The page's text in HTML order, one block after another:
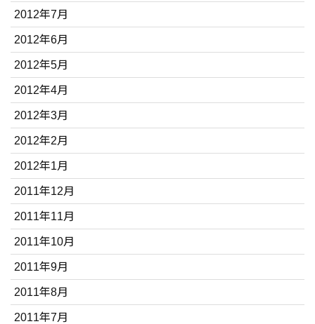
2012年7月
2012年6月
2012年5月
2012年4月
2012年3月
2012年2月
2012年1月
2011年12月
2011年11月
2011年10月
2011年9月
2011年8月
2011年7月